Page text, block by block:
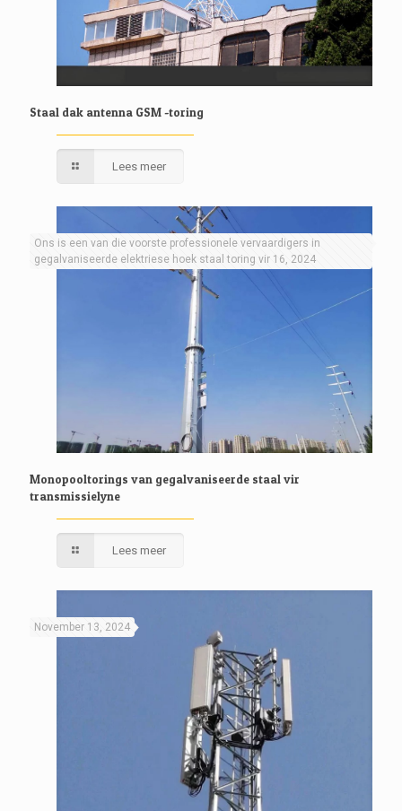
Staal dak antenna GSM -toring
Lees meer
Ons is een van die voorste professionele vervaardigers in
gegalvaniseerde elektriese hoek staal toring vir 16, 2024
Monopooltorings van gegalvaniseerde staal vir
transmissielyne
Lees meer
November 13, 2024